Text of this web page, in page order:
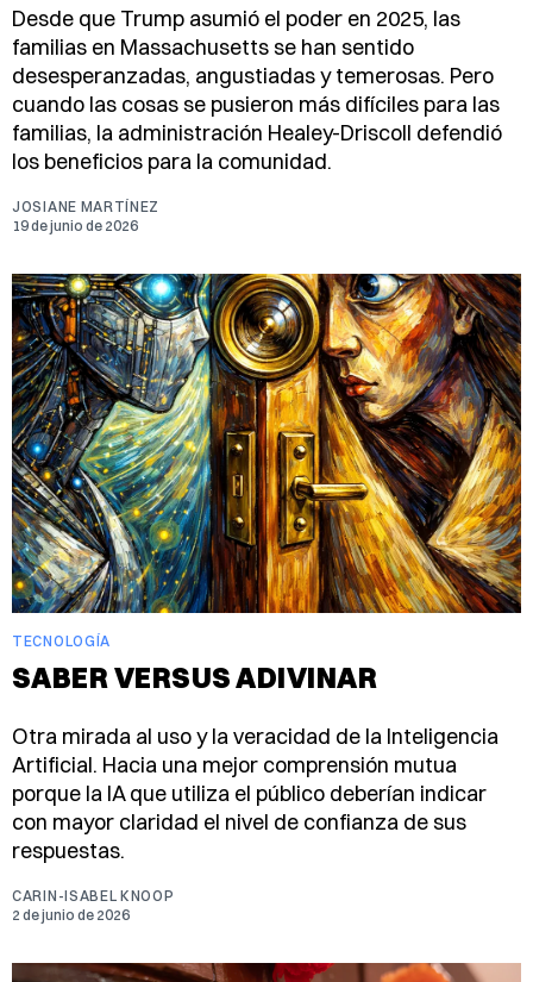
Desde que Trump asumió el poder en 2025, las
familias en Massachusetts se han sentido
desesperanzadas, angustiadas y temerosas. Pero
cuando las cosas se pusieron más difíciles para las
familias, la administración Healey-Driscoll defendió
los beneficios para la comunidad.
JOSIANE MARTÍNEZ
19 de junio de 2026
TECNOLOGÍA
SABER VERSUS ADIVINAR
Otra mirada al uso y la veracidad de la Inteligencia
Artificial. Hacia una mejor comprensión mutua
porque la IA que utiliza el público deberían indicar
con mayor claridad el nivel de confianza de sus
respuestas.
CARIN-ISABEL KNOOP
2 de junio de 2026